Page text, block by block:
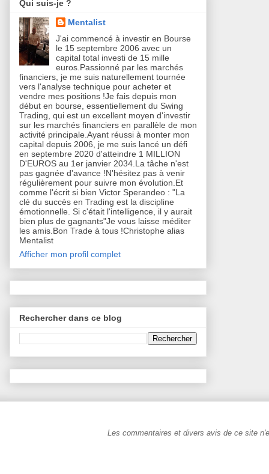
Qui suis-je ?
Mentalist
J'ai commencé à investir en Bourse
le 15 septembre 2006 avec un
capital total investi de 15 mille
euros.Passionné par les marchés
financiers, je me suis naturellement tournée
vers l'analyse technique pour acheter et
vendre mes positions !Je fais depuis mon
début en bourse, essentiellement du Swing
Trading, qui est un excellent moyen d'investir
sur les marchés financiers en parallèle de mon
activité principale.Ayant réussi à monter mon
capital depuis 2006, je me suis lancé un défi
en septembre 2020 d'atteindre 1 MILLION
D'EUROS au 1er janvier 2034.La tâche n'est
pas gagnée d'avance !N'hésitez pas à venir
régulièrement pour suivre mon évolution.Et
comme l'écrit si bien Victor Sperandeo : "La
clé du succès en Trading est la discipline
émotionnelle. Si c'était l'intelligence, il y aurait
bien plus de gagnants"Je vous laisse méditer
les amis.Bon Trade à tous !Christophe alias
Mentalist
Afficher mon profil complet
Rechercher dans ce blog
Les commentaires et divers avis de ce site